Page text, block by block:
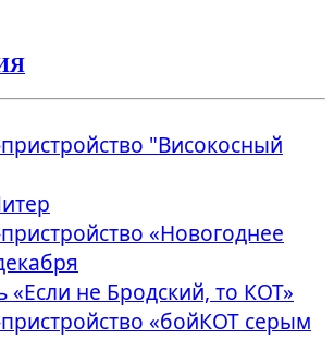
"Високосный
«Новогоднее
«Если не Бродский, то КОТ»
«бойКОТ серым